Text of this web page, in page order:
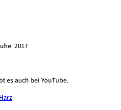
2017
es auch bei YouTube.